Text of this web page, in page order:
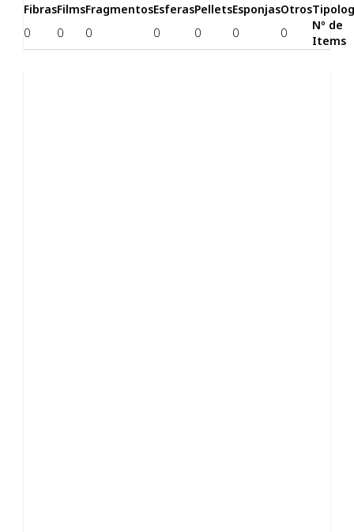
FibrasFilmsFragmentosEsferasPelletsEsponjasOtros
0
0 0 0 0 0 0
Nº de
Items